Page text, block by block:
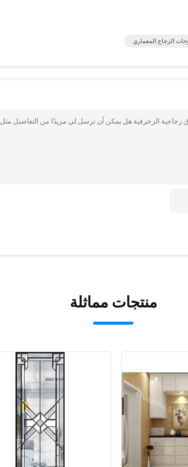
الزجاج المعماري
"* 48" أسود باتينا لوحات زجاجية منقوشة، 19 - 30 مم أوراق زجاجية الزخرفية هل يمكن أن ترسل لي مزيدًا من التفاصيل مثل
منتجات مماثلة